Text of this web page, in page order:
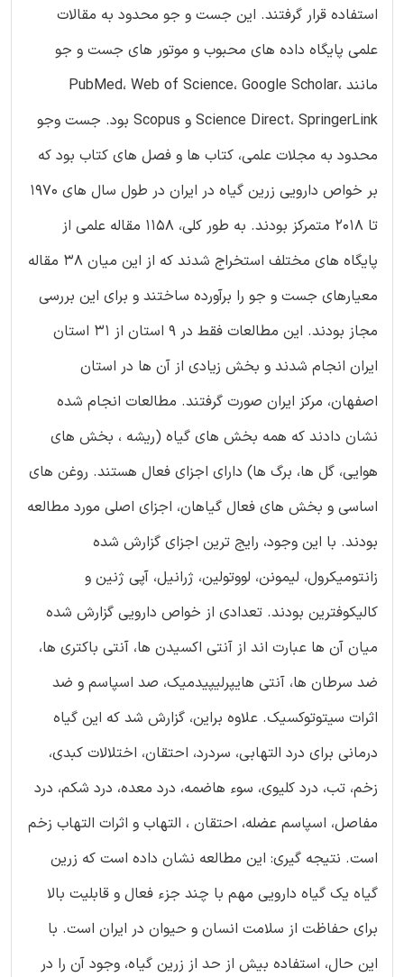
استفاده قرار گرفتند. این جست و جو محدود به مقالات
علمی پایگاه داده های محبوب و موتور های جست و جو
مانند PubMed، Web of Science، Google Scholar،
Science Direct، SpringerLink و Scopus بود. جست وجو
محدود به مجلات علمی، کتاب ها و فصل های کتاب بود که
بر خواص دارویی زرین گیاه در ایران در طول سال های 1970
تا 2018 متمرکز بودند. به طور کلی، 1158 مقاله علمی از
پایگاه های مختلف استخراج شدند که از این میان 38 مقاله
معیارهای جست و جو را برآورده ساختند و برای این بررسی
مجاز بودند. این مطالعات فقط در 9 استان از 31 استان
ایران انجام شدند و بخش زیادی از آن ها در استان
اصفهان، مرکز ایران صورت گرفتند. مطالعات انجام شده
نشان دادند که همه بخش های گیاه (ریشه ، بخش های
هوایی، گل ها، برگ ها) دارای اجزای فعال هستند. روغن های
اساسی و بخش های فعال گیاهان، اجزای اصلی مورد مطالعه
بودند. با این وجود، رایج ترین اجزای گزارش شده
زانتومیکرول، لیمونن، لووتولین، ژرانیل، آپی ژنین و
کالیکوفترین بودند. تعدادی از خواص دارویی گزارش شده
میان آن ها عبارت اند از آنتی اکسیدن ها، آنتی باکتری ها،
ضد سرطان ها، آنتی هایپرلیپیدمیک، صد اسپاسم و ضد
اثرات سیتوتوکسیک. علاوه براین، گزارش شد که این گیاه
درمانی برای درد التهابی، سردرد، احتقان، اختلالات کبدی،
زخم، تب، درد کلیوی، سوء هاضمه، درد معده، درد شکم، درد
مفاصل، اسپاسم عضله، احتقان ، التهاب و اثرات التهاب زخم
است. نتیجه گیری: این مطالعه نشان داده است که زرین
گیاه یک گیاه دارویی مهم با چند جزء فعال و قابلیت بالا
برای حفاظت از سلامت انسان و حیوان در ایران است. با
این حال، استفاده بیش از حد از زرین گیاه، وجود آن را در